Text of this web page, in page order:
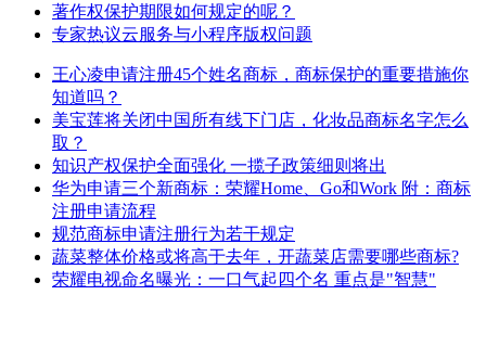
著作权保护期限如何规定的呢？
专家热议云服务与小程序版权问题
王心凌申请注册45个姓名商标，商标保护的重要措施你
知道吗？
美宝莲将关闭中国所有线下门店，化妆品商标名字怎么
取？
知识产权保护全面强化 一揽子政策细则将出
华为申请三个新商标：荣耀Home、Go和Work 附：商标
注册申请流程
规范商标申请注册行为若干规定
蔬菜整体价格或将高于去年，开蔬菜店需要哪些商标?
荣耀电视命名曝光：一口气起四个名 重点是"智慧"